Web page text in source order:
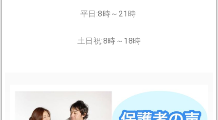
平日:8時～21時
土日祝:8時～18時